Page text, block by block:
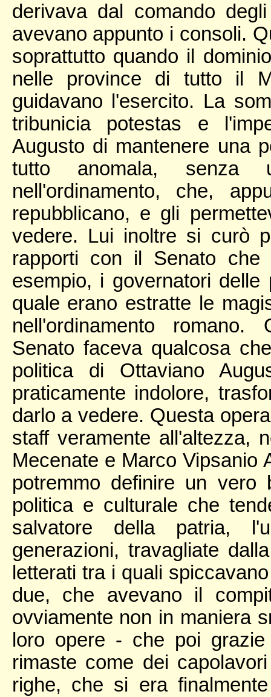
derivava dal comando
avevano appunto i consoli.
soprattutto quando il
nelle province di tutto il
guidavano l'esercito. La
tribunicia potestas e
Augusto di mantenere una
tutto anomala, senza
nell'ordinamento, che,
repubblicano, e gli
vedere. Lui inoltre si curò
rapporti con il Senato
esempio, i governatori
quale erano estratte le
nell'ordinamento
Senato faceva qualcosa
politica di Ottaviano
praticamente indolore,
darlo a vedere. Questa
staff veramente all'altezza,
Mecenate e Marco Vipsanio
potremmo definire un vero
politica e culturale che
salvatore della patria,
generazioni, travagliate
letterati tra i quali
due, che avevano il
ovviamente non in maniera
loro opere - che poi
rimaste come dei
righe, che si era